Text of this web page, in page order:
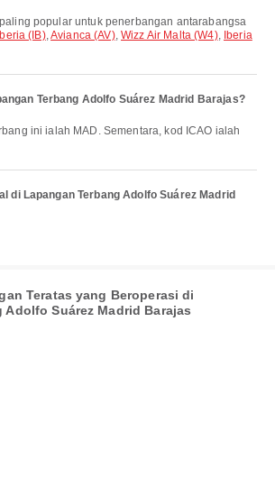
Iberia (IB),Avianca (AV),Wizz Air Malta (W4), Iberia
Terbang Adolfo Suárez Madrid Barajas?
di Lapangan Terbang Adolfo Suárez Madrid
Teratas yang Beroperasi di
Adolfo Suárez Madrid Barajas